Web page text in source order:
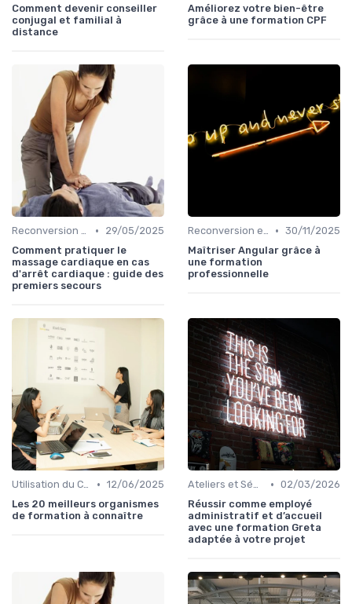
Comment devenir conseiller
conjugal et familial à
distance
Améliorez votre bien-être
grâce à une formation CPF
Reconversion et Montée en Compétences •
29/05/2025
Comment pratiquer le
massage cardiaque en cas
d'arrêt cardiaque : guide des
premiers secours
Reconversion et Montée en Compétences • 30/11/2025
Maîtriser Angular grâce à
une formation
professionnelle
Utilisation du CPF • 12/06/2025
Les 20 meilleurs organismes
de formation à connaître
Ateliers et Séminaires de Formation • 02/03/2026
Réussir comme employé
administratif et d’accueil
avec une formation Greta
adaptée à votre projet